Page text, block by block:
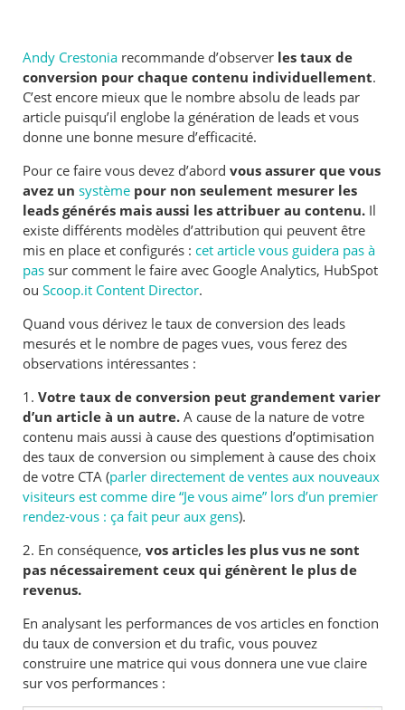
Andy Crestonia recommande d’observer les taux de
conversion pour chaque contenu individuellement.
C’est encore mieux que le nombre absolu de leads par
article puisqu’il englobe la génération de leads et vous
donne une bonne mesure d’efficacité.
Pour ce faire vous devez d’abordvous assurer que vous
avez unsystème pour non seulement mesurer les
leads générés mais aussi les attribuer au contenu. Il
existe différents modèles d’attribution qui peuvent être
mis en place et configurés : cet article vous guidera pas à
pas sur comment le faire avec Google Analytics, HubSpot
ouScoop.it Content Director.
Quand vous dérivez le taux de conversion des leads
mesurés et le nombre de pages vues, vous ferez des
observations intéressantes :
1.Votre taux de conversion peut grandement varier
d’un article à un autre. A cause de la nature de votre
contenu mais aussi à cause des questions d’optimisation
des taux de conversion ou simplement à cause des choix
de votre CTA (parler directement de ventes aux nouveaux
visiteurs est comme dire “Je vous aime” lors d’un premier
rendez-vous : ça fait peur aux gens).
2. En conséquence,vos articles les plus vus ne sont
pas nécessairement ceux qui génèrent le plus de
revenus.
En analysant les performances de vos articles en fonction
du taux de conversion et du trafic, vous pouvez
construire une matrice qui vous donnera une vue claire
sur vos performances :